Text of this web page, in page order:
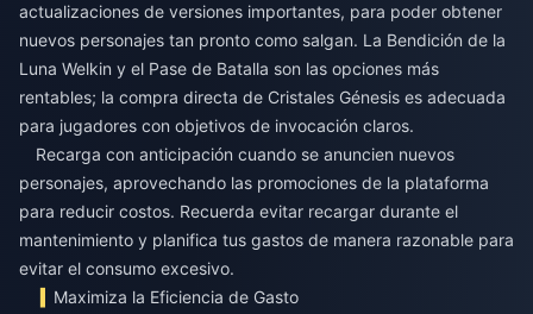
actualizaciones de versiones importantes, para poder obtener
nuevos personajes tan pronto como salgan. La Bendición de la
Luna Welkin y el Pase de Batalla son las opciones más
rentables; la compra directa de Cristales Génesis es adecuada
para jugadores con objetivos de invocación claros.
Recarga con anticipación cuando se anuncien nuevos
personajes, aprovechando las promociones de la plataforma
para reducir costos. Recuerda evitar recargar durante el
mantenimiento y planifica tus gastos de manera razonable para
evitar el consumo excesivo.
Maximiza la Eficiencia de Gasto